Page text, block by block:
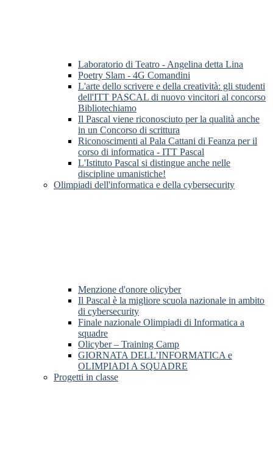
Laboratorio di Teatro - Angelina detta Lina
Poetry Slam - 4G Comandini
L'arte dello scrivere e della creatività: gli studenti
dell'ITT PASCAL di nuovo vincitori al concorso
Bibliotechiamo
Il Pascal viene riconosciuto per la qualità anche
in un Concorso di scrittura
Riconoscimenti al Pala Cattani di Feanza per il
corso di informatica - ITT Pascal
L'Istituto Pascal si distingue anche nelle
discipline umanistiche!
Olimpiadi dell'informatica e della cybersecurity
Menzione d'onore olicyber
Il Pascal è la migliore scuola nazionale in ambito
di cybersecurity
Finale nazionale Olimpiadi di Informatica a
squadre
Olicyber – Training Camp
GIORNATA DELL’INFORMATICA e
OLIMPIADI A SQUADRE
Progetti in classe